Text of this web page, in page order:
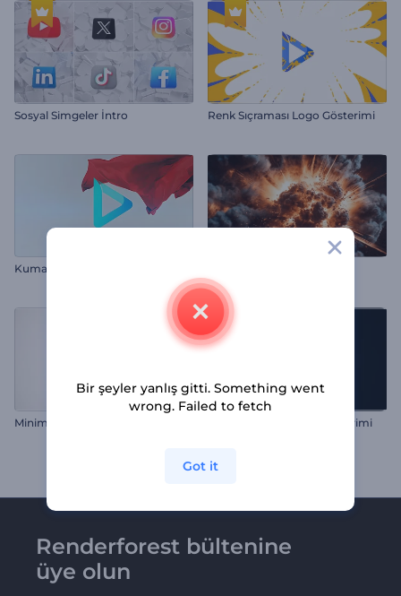
Sosyal Simgeler İntro Renk Sıçraması Logo Gösterimi
Kumaş Logo Gösterimi
Minimal Logo Giriş Videosu Parıltılı Çizgiler Logo Gösterimi
Renderforest bültenine
üye olun
Bir şeyler yanlış gitti. Something went
wrong. Failed to fetch
Got it